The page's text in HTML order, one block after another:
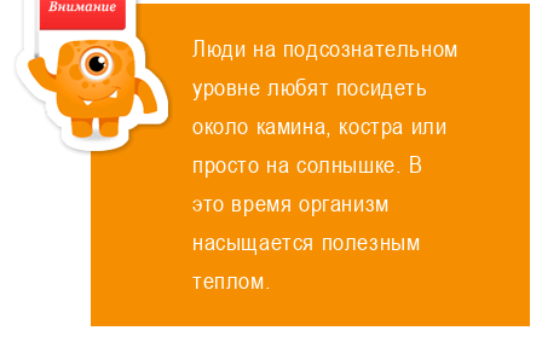
Люди на подсознательном
уровне любят посидеть
около камина, костра или
просто на солнышке. В
это время организм
насыщается полезным
теплом.